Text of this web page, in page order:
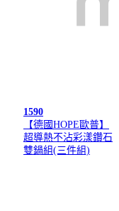
1590
【德國HOPE歐普】
超導熱不沾彩漾鑽石
雙鍋組(三件組)